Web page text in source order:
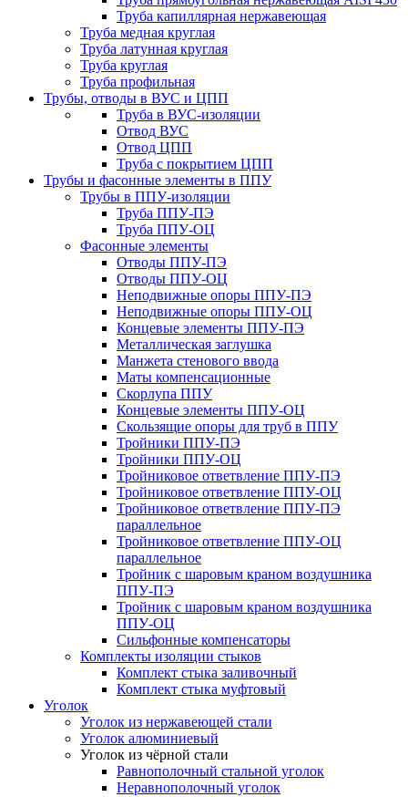
Труба капиллярная нержавеющая
Труба медная круглая
Труба латунная круглая
Труба круглая
Труба профильная
Трубы, отводы в ВУС и ЦПП
Труба в ВУС-изоляции
Отвод ВУС
Отвод ЦПП
Труба с покрытием ЦПП
Трубы и фасонные элементы в ППУ
Трубы в ППУ-изоляции
Труба ППУ-ПЭ
Труба ППУ-ОЦ
Фасонные элементы
Отводы ППУ-ПЭ
Отводы ППУ-ОЦ
Неподвижные опоры ППУ-ПЭ
Неподвижные опоры ППУ-ОЦ
Концевые элементы ППУ-ПЭ
Металлическая заглушка
Манжета стенового ввода
Маты компенсационные
Скорлупа ППУ
Концевые элементы ППУ-ОЦ
Скользящие опоры для труб в ППУ
Тройники ППУ-ПЭ
Тройники ППУ-ОЦ
Тройниковое ответвление ППУ-ПЭ
Тройниковое ответвление ППУ-ОЦ
Тройниковое ответвление ППУ-ПЭ
параллельное
Тройниковое ответвление ППУ-ОЦ
параллельное
Тройник с шаровым краном воздушника
ППУ-ПЭ
Тройник с шаровым краном воздушника
ППУ-ОЦ
Сильфонные компенсаторы
Комплекты изоляции стыков
Комплект стыка заливочный
Комплект стыка муфтовый
Уголок
Уголок из нержавеющей стали
Уголок алюминиевый
Уголок из чёрной стали
Равнополочный стальной уголок
Неравнополочный уголок